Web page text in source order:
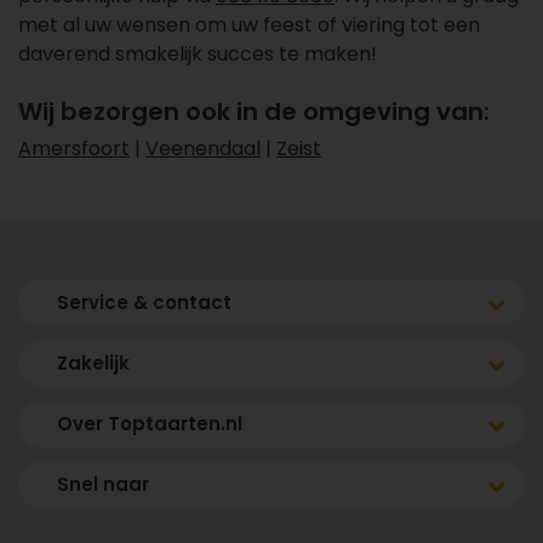
met al uw wensen om uw feest of viering tot een
daverend smakelijk succes te maken!
Wij bezorgen ook in de omgeving van:
Amersfoort | Veenendaal | Zeist
Service & contact
Zakelijk
Over Toptaarten.nl
Snel naar